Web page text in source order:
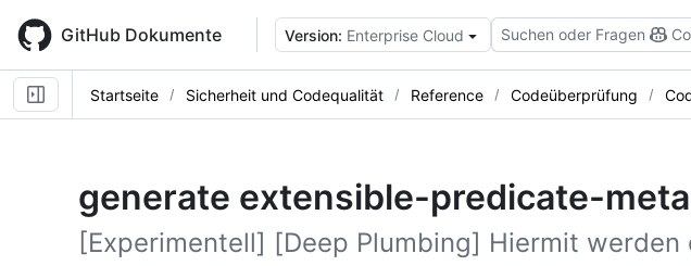
main
content
GitHub Dokumente Version: Enterprise Cloud Suchen oder Fragen
Startseite Sicherheit und Codequalität Reference Codeüberprüfung
generate extensible-predicate-
[Experimentell] [Deep Plumbing] Hiermit werden